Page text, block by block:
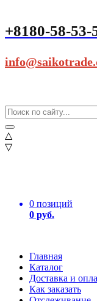
+8180-58-53-
△
▽
0 позиций
0 руб.
Главная
Каталог
Доставка и
Как заказать